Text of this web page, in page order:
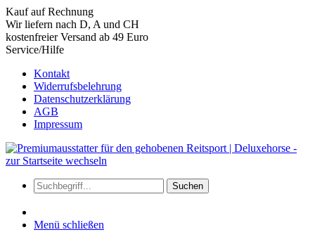
Kauf auf Rechnung
Wir liefern nach D, A und CH
kostenfreier Versand ab 49 Euro
Service/Hilfe
Kontakt
Widerrufsbelehrung
Datenschutzerklärung
AGB
Impressum
Suchen
Menü schließen